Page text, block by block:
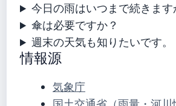
今日の雨はいつまで続きます
傘は必要ですか？
週末の天気も知りたいです。
情報源
気象庁